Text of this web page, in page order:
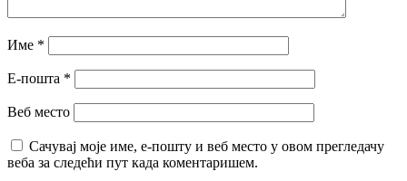
Име *
Е-пошта *
Веб место
Сачувај моје име, е-пошту и веб место у овом прегледачу
веба за следећи пут када коментаришем.